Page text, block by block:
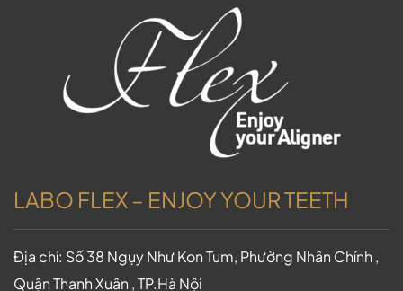
LABO FLEX – ENJOY YOUR TEETH
Địa chỉ: Số 38 Ngụy Như Kon Tum, Phường Nhân Chính ,
Quận Thanh Xuân , TP.Hà Nội